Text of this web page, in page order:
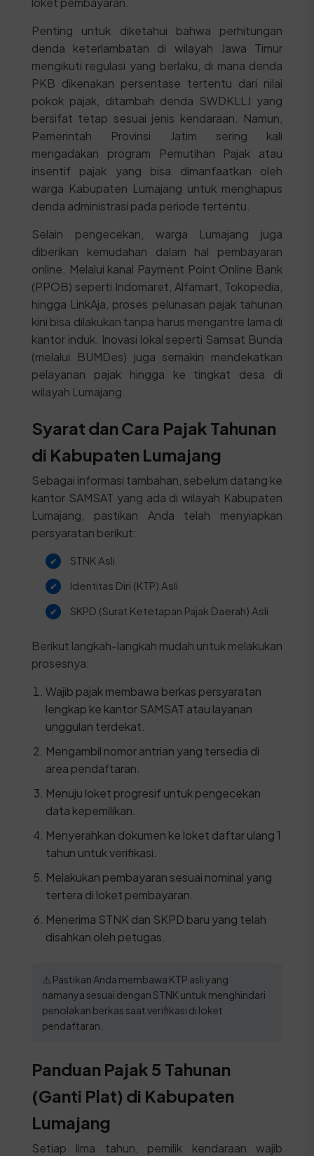
Penting untuk diketahui bahwa perhitungan
denda keterlambatan di wilayah Jawa Timur
mengikuti regulasi yang berlaku, di mana denda
PKB dikenakan persentase tertentu dari nilai
pokok pajak, ditambah denda SWDKLLJ yang
bersifat tetap sesuai jenis kendaraan. Namun,
Pemerintah Provinsi Jatim sering kali
mengadakan program Pemutihan Pajak atau
insentif pajak yang bisa dimanfaatkan oleh
warga Kabupaten Lumajang untuk menghapus
denda administrasi pada periode tertentu.
Selain pengecekan, warga Lumajang juga
diberikan kemudahan dalam hal pembayaran
online. Melalui kanal Payment Point Online Bank
(PPOB) seperti Indomaret, Alfamart, Tokopedia,
hingga LinkAja, proses pelunasan pajak tahunan
kini bisa dilakukan tanpa harus mengantre lama di
kantor induk. Inovasi lokal seperti Samsat Bunda
(melalui BUMDes) juga semakin mendekatkan
pelayanan pajak hingga ke tingkat desa di
wilayah Lumajang.
Syarat dan Cara Pajak Tahunan
di Kabupaten Lumajang
Sebagai informasi tambahan, sebelum datang ke
kantor SAMSAT yang ada di wilayah Kabupaten
Lumajang, pastikan Anda telah menyiapkan
persyaratan berikut:
STNK Asli
Identitas Diri (KTP) Asli
SKPD (Surat Ketetapan Pajak Daerah) Asli
Berikut langkah-langkah mudah untuk melakukan
prosesnya:
Wajib pajak membawa berkas persyaratan
lengkap ke kantor SAMSAT atau layanan
unggulan terdekat.
Mengambil nomor antrian yang tersedia di
area pendaftaran.
Menuju loket progresif untuk pengecekan
data kepemilikan.
Menyerahkan dokumen ke loket daftar ulang 1
tahun untuk verifikasi.
Melakukan pembayaran sesuai nominal yang
tertera di loket pembayaran.
Menerima STNK dan SKPD baru yang telah
disahkan oleh petugas.
⚠️ Pastikan Anda membawa KTP asli yang
namanya sesuai dengan STNK untuk menghindari
penolakan berkas saat verifikasi di loket
pendaftaran.
Panduan Pajak 5 Tahunan
(Ganti Plat) di Kabupaten
Lumajang
Setiap lima tahun, pemilik kendaraan wajib